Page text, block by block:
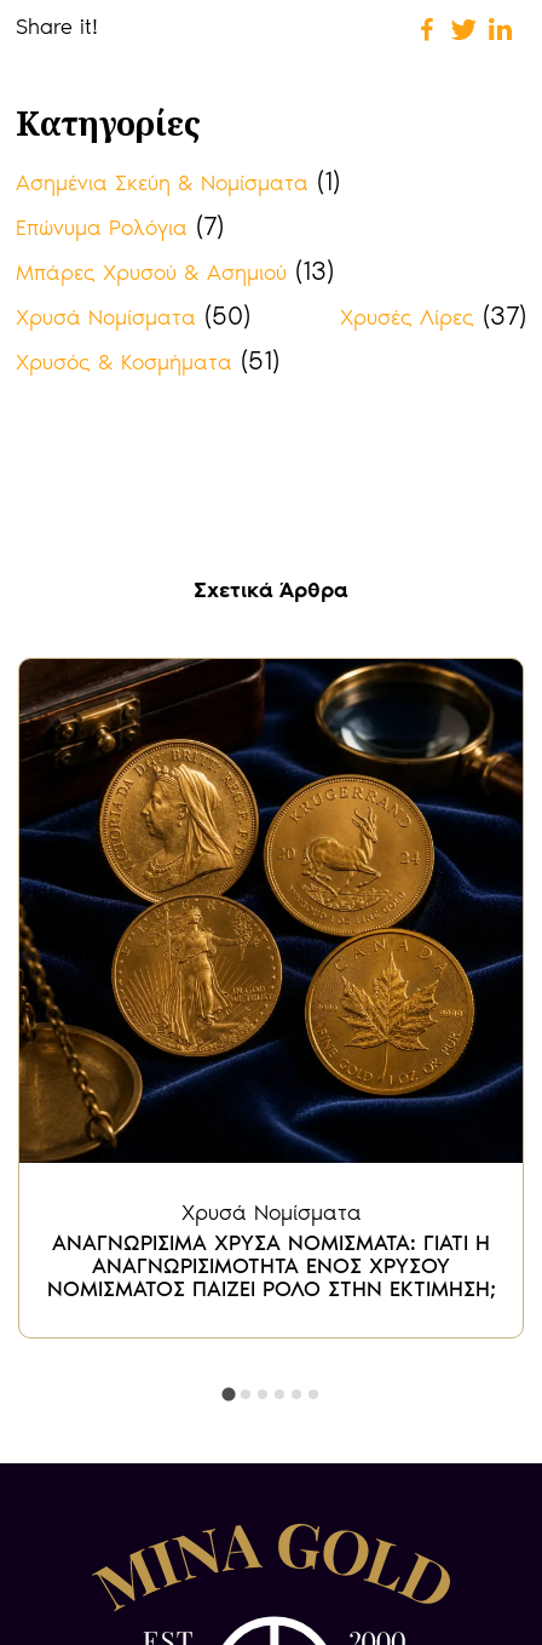
Share it!
Κατηγορίες
Ασημένια Σκεύη & Νομίσματα (1)
Επώνυμα Ρολόγια (7)
Μπάρες Χρυσού & Ασημιού (13)
Χρυσά Νομίσματα (50) Χρυσές Λίρες (37)
Χρυσός & Κοσμήματα (51)
Σχετικά Άρθρα
Χρυσά Νομίσματα
ΑΝΑΓΝΩΡΙΣΙΜΑ ΧΡΥΣΑ ΝΟΜΙΣΜΑΤΑ: ΓΙΑΤΙ Η
ΑΝΑΓΝΩΡΙΣΙΜΟΤΗΤΑ ΕΝΟΣ ΧΡΥΣΟΥ
ΝΟΜΙΣΜΑΤΟΣ ΠΑΙΖΕΙ ΡΟΛΟ ΣΤΗΝ ΕΚΤΙΜΗΣΗ;